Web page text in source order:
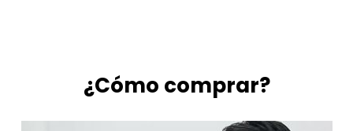
¿Cómo comprar?